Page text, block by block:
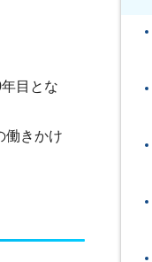
目とな
働きかけ